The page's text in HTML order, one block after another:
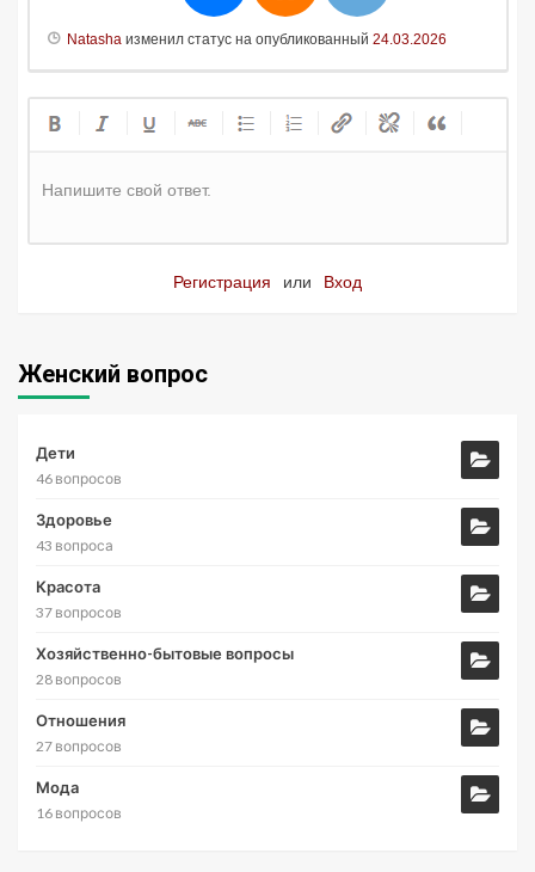
Natashaизменил статус на опубликованный 24.03.2026
Напишите свой ответ.
Регистрация или Вход
Женский вопрос
Дети
46 вопросов
Здоровье
43 вопроса
Красота
37 вопросов
Хозяйственно-бытовые вопросы
28 вопросов
Отношения
27 вопросов
Мода
16 вопросов